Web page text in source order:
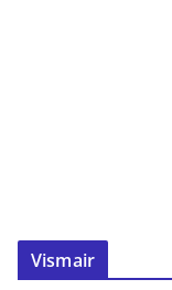
Vismair